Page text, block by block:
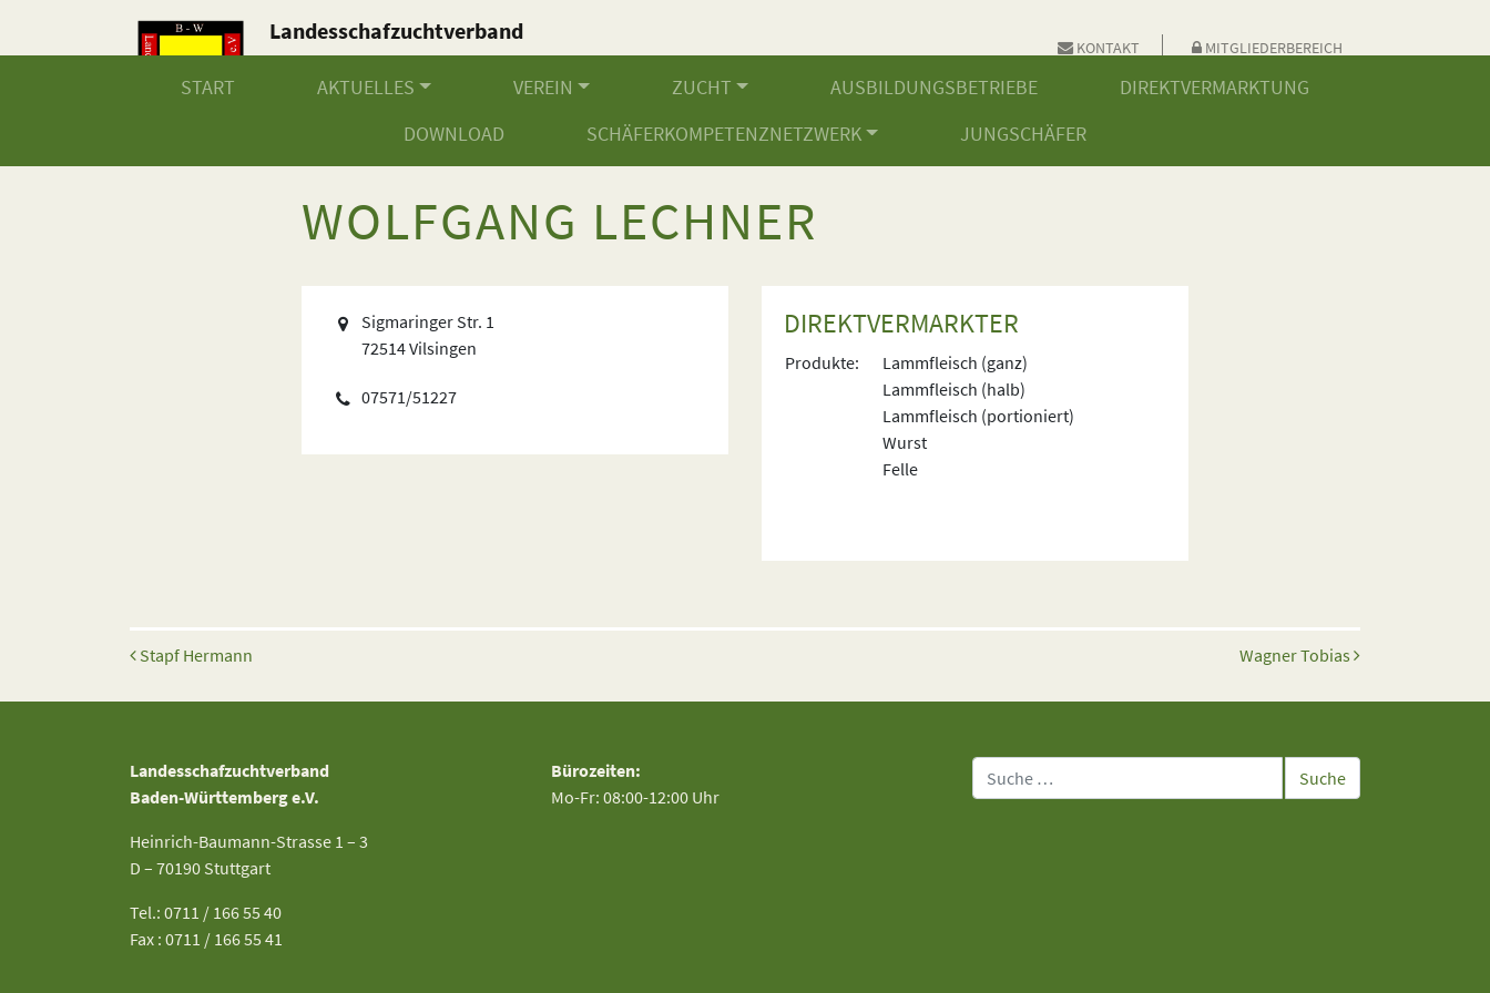
Landesschafzuchtverband
Baden-Württemberg e.V.
KONTAKT MITGLIEDERBEREICH
START AKTUELLES VEREIN ZUCHT AUSBILDUNGSBETRIEBE
DIREKTVERMARKTUNG
DOWNLOAD
SCHÄFERKOMPETENZNETZWERK JUNGSCHÄFER
WOLFGANG LECHNER
Sigmaringer Str. 1
72514 Vilsingen
07571/51227
DIREKTVERMARKTER
Produkte:
Lammfleisch (ganz)
Lammfleisch (halb)
Lammfleisch (portioniert)
Wurst
Felle
Beitrags-Navigation
Stapf Hermann Wagner Tobias
Landesschafzuchtverband
Baden-Württemberg e.V.
Heinrich-Baumann-Strasse 1 – 3
D – 70190 Stuttgart
Tel.: 0711 / 166 55 40
Fax : 0711 / 166 55 41
Bürozeiten:
Mo-Fr: 08:00-12:00 Uhr
Suche